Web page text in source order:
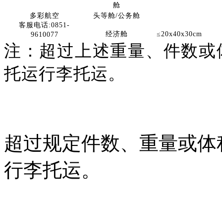
舱
多彩航空
客服电话:0851-
9610077
头等舱/公务舱
经济舱 ≤20x40x30cm
注：超过上述重量、件数
托运行李托运。
超过规定件数、重量或
行李托运。